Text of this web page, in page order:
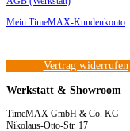
Mein TimeMAX-Kundenkonto
Vertrag widerrufen
Werkstatt & Showroom
TimeMAX GmbH & Co. KG
Nikolaus-Otto-Str. 17